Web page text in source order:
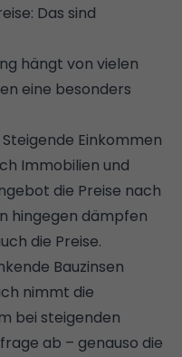
Das sind
hängt von vielen
eine besonders
Steigende Einkommen
Immobilien und
die Preise nach
hingegen dämpfen
die Preise.
Bauzinsen
nimmt die
bei steigenden
ab – genauso die